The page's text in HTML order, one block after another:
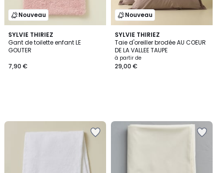
Nouveau
SYLVIE THIRIEZ
Gant de toilette enfant LE
GOUTER
7,90 €
Nouveau
SYLVIE THIRIEZ
Taie d'oreiller brodée AU COEUR
DE LA VALLEE TAUPE
à partir de
29,00 €